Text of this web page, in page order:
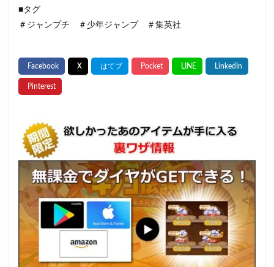
■タグ
＃ジャンプチ ＃少年ジャンプ ＃集英社